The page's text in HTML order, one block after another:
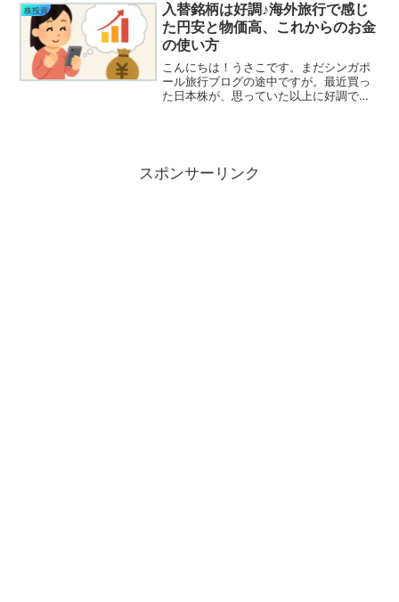
いるので要チェック！そういえばそろそ
ろ・・・とト...
株投資
入替銘柄は好調♪海外旅行で感じ
た円安と物価高、これからのお金
の使い方
こんにちは！うさこです。まだシンガポ
ール旅行ブログの途中ですが。最近買っ
た日本株が、思っていた以上に好調で
スポンサーリンク